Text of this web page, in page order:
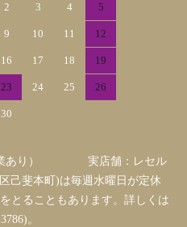
2 3 4 5
9 10 11 12
16 17 18 19
23 24 25 26
30
休業あり） 実店舗：レセル
己斐本町)は毎週水曜日が定休
とることもあります。詳しくは
。